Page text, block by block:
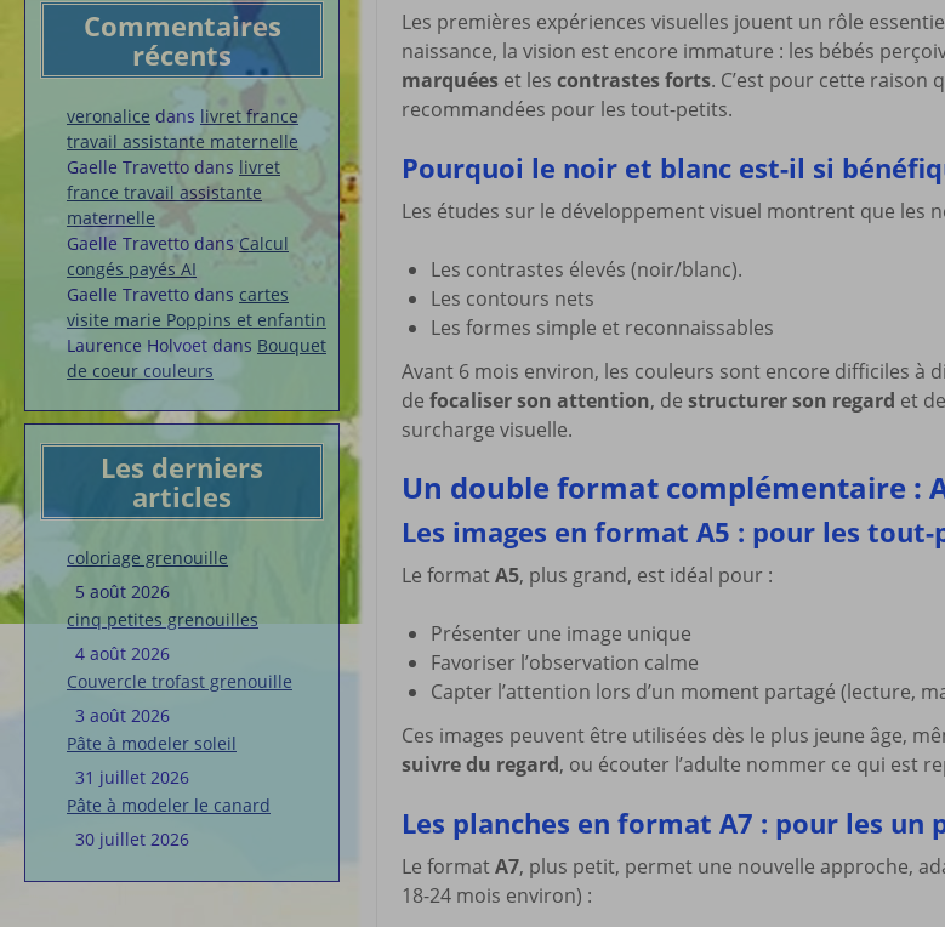
Commentaires
récents
veronalice dans livret france
travail assistante maternelle
Gaelle Travetto dans livret
france travail assistante
maternelle
Gaelle Travetto dans Calcul
congés payés AI
Gaelle Travetto dans cartes
visite marie Poppins et enfantin
Laurence Holvoet dans Bouquet
de coeur couleurs
Les derniers
articles
coloriage grenouille
5 août 2026
cinq petites grenouilles
4 août 2026
Couvercle trofast grenouille
3 août 2026
Pâte à modeler soleil
31 juillet 2026
Pâte à modeler le canard
30 juillet 2026
Les premières expériences visuelles jouent un rôle
naissance, la vision est encore immature : les bébés
marquées et les contrastes forts. C’est pour cette raison
recommandées pour les tout-petits.
Pourquoi le noir et blanc est-il si
Les études sur le développement visuel montrent que les
Les contrastes élevés (noir/blanc).
Les contours nets
Les formes simple et reconnaissables
Avant 6 mois environ, les couleurs sont encore difficiles à
de focaliser son attention, de structurer son regard et
surcharge visuelle.
Un double format complémentaire :
Les images en format A5 : pour les
Le formatA5, plus grand, est idéal pour :
Présenter une image unique
Favoriser l’observation calme
Capter l’attention lors d’un moment partagé (lecture,
Ces images peuvent être utilisées dès le plus jeune âge,
suivre du regard, ou écouter l’adulte nommer ce qui est
Les planches en format A7 : pour les un
Le formatA7, plus petit, permet une nouvelle approche,
18-24 mois environ) :